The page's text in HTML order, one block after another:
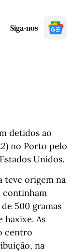
Siga-nos
detidos ao
no Porto pelo
Unidos.
teve origem na
continham
500 gramas
haxixe. As
centro
na